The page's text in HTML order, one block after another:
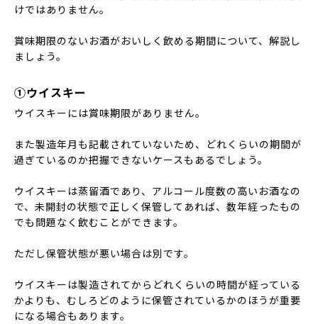
けではありません。
賞味期限のないお酒がおいしく飲める期間について、解説し
ましょう。
①ウイスキー
ウイスキーには賞味期限がありません。
また製造年月も記載されていないため、どれくらいの期間が
過ぎているのか把握できないケースもあるでしょう。
ウイスキーは蒸留酒であり、アルコール度数の高いお酒なの
で、未開封の状態で正しく保管してあれば、数年経ったもの
でも問題なく飲むことができます。
ただし保管状態が悪い場合は別です。
ウイスキーは製造されてからどれくらいの時間が経っている
かよりも、むしろどのように保管されているかのほうが重要
になる場合もあります。